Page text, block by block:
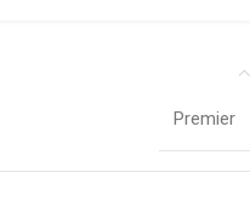
Premier